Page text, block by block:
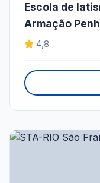
Escola de
Armação
4,8